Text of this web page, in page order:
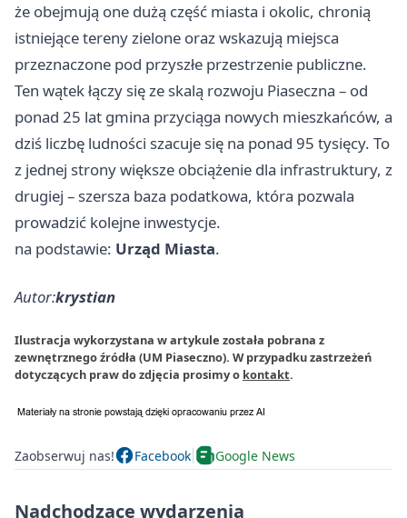
że obejmują one dużą część miasta i okolic, chronią
istniejące tereny zielone oraz wskazują miejsca
przeznaczone pod przyszłe przestrzenie publiczne.
Ten wątek łączy się ze skalą rozwoju Piaseczna – od
ponad 25 lat gmina przyciąga nowych mieszkańców, a
dziś liczbę ludności szacuje się na ponad 95 tysięcy. To
z jednej strony większe obciążenie dla infrastruktury, z
drugiej – szersza baza podatkowa, która pozwala
prowadzić kolejne inwestycje.
na podstawie: Urząd Miasta.
Autor:krystian
Ilustracja wykorzystana w artykule została pobrana z
zewnętrznego źródła (UM Piaseczno). W przypadku zastrzeżeń
dotyczących praw do zdjęcia prosimy o kontakt.
Zaobserwuj nas! Facebook Google News
Nadchodzące wydarzenia